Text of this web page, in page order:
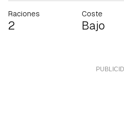
Raciones
2
Coste
Bajo